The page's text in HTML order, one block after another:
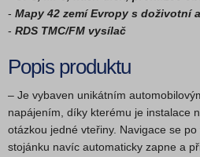
- Mapy 42 zemí Evropy s doživotní
- RDS TMC/FM vysílač
Popis produktu
– Je vybaven unikátním
napájením, díky kterému je instalace
otázkou jedné vteřiny. Navigace se
stojánku navíc automaticky zapne a